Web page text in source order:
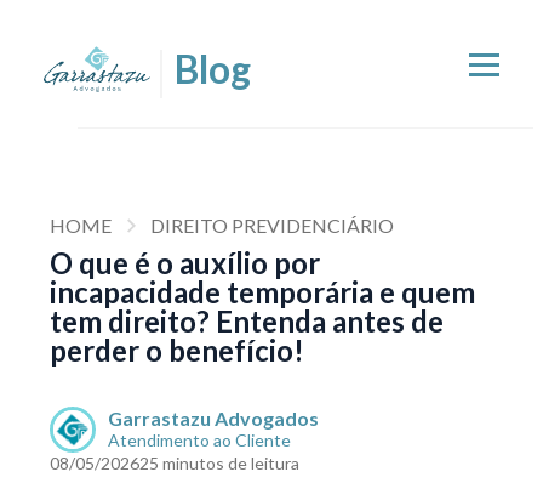
HOME DIREITO PREVIDENCIÁRIO
O que é o auxílio por
incapacidade temporária e quem
tem direito? Entenda antes de
perder o benefício!
Garrastazu Advogados
Atendimento ao Cliente
08/05/202625 minutos de leitura